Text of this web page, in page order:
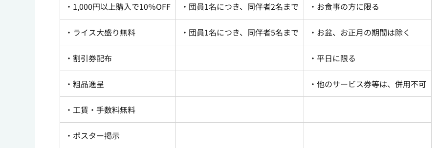
・1,000円以上購入で10％OFF ・団員1名につき、同伴者2名まで ・お食事の方に限る
・ライス大盛り無料 ・団員1名につき、同伴者5名まで ・お盆、お正月の期間は除く
・割引券配布 ・平日に限る
・粗品進呈 ・他のサービス券等は、併用不可
・工賃・手数料無料
・ポスター掲示